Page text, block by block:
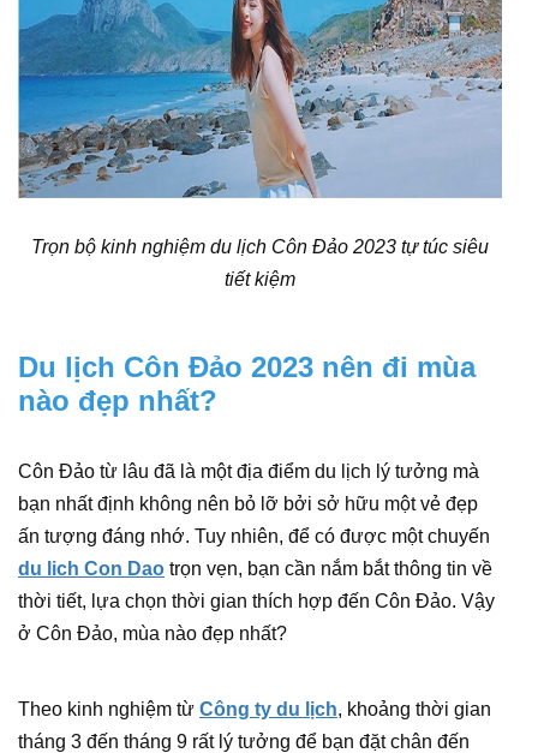
Trọn bộ kinh nghiệm du lịch Côn Đảo 2023 tự túc siêu
tiết kiệm
Du lịch Côn Đảo 2023 nên đi mùa
nào đẹp nhất?
Côn Đảo từ lâu đã là một địa điểm du lịch lý tưởng mà
bạn nhất định không nên bỏ lỡ bởi sở hữu một vẻ đẹp
ấn tượng đáng nhớ. Tuy nhiên, để có được một chuyến
du lich Con Dao trọn vẹn, bạn cần nắm bắt thông tin về
thời tiết, lựa chọn thời gian thích hợp đến Côn Đảo. Vậy
ở Côn Đảo, mùa nào đẹp nhất?
Theo kinh nghiệm từ Công ty du lịch, khoảng thời gian
tháng 3 đến tháng 9 rất lý tưởng để bạn đặt chân đến